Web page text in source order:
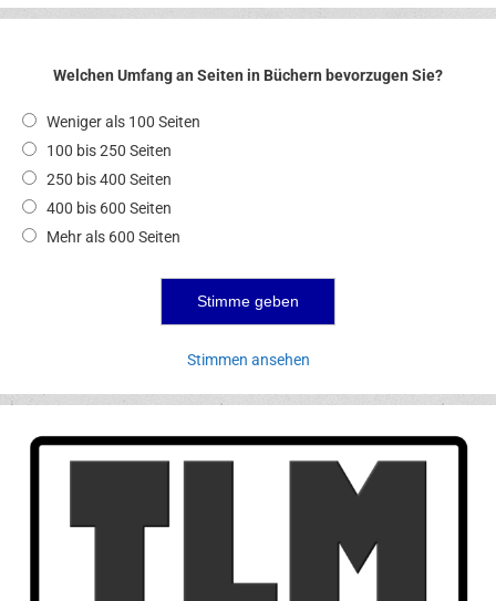
Welchen Umfang an Seiten in Büchern bevorzugen Sie?
Weniger als 100 Seiten
100 bis 250 Seiten
250 bis 400 Seiten
400 bis 600 Seiten
Mehr als 600 Seiten
Stimmen ansehen